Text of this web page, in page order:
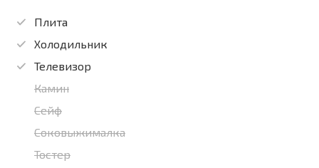
Плита
Холодильник
Телевизор
Камин
Сейф
Соковыжималка
Тостер